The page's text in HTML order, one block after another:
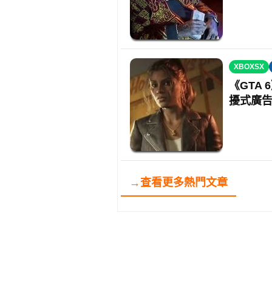
XBOXSX
《GTA
擾式廣告
→查看更多熱門文章